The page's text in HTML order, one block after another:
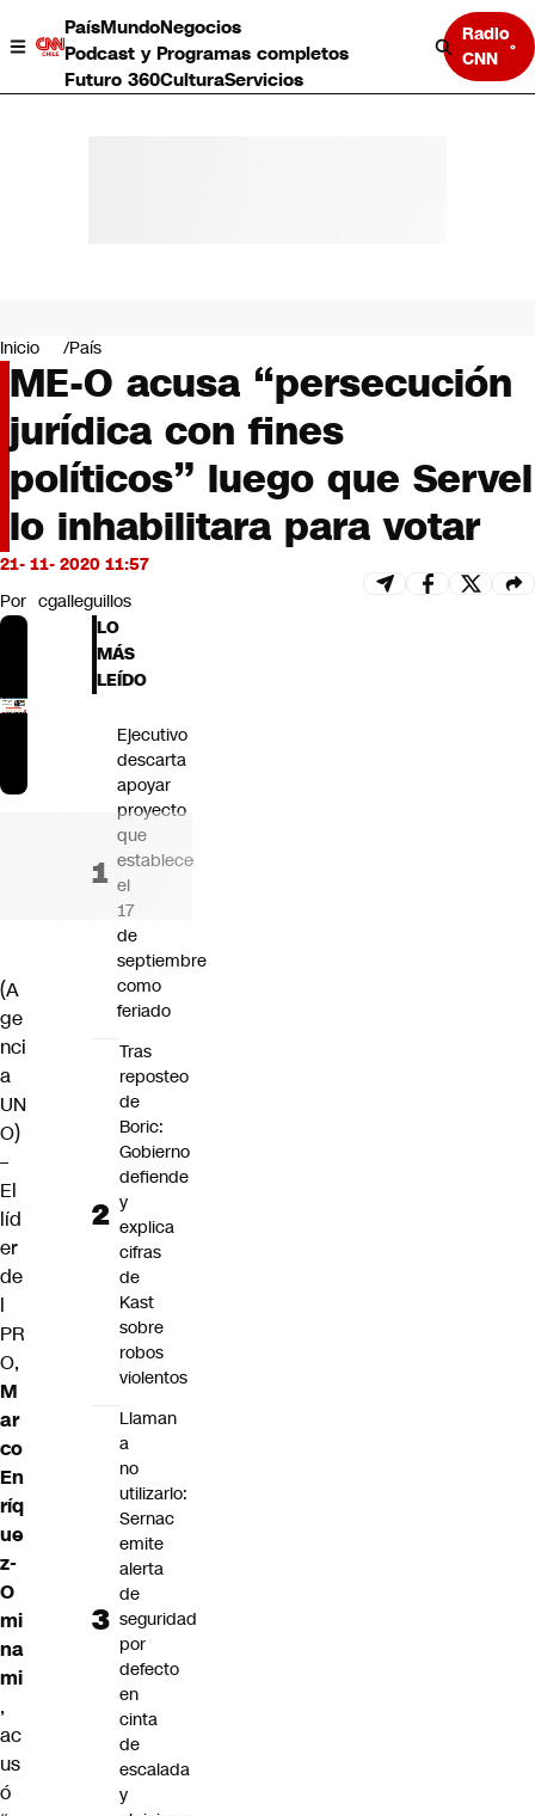
PaísMundoNegocios
Podcast y Programas completos
Futuro 360CulturaServicios
Radio
CNN
Negocios
Deportes
Programas completos
Cultura
Servicios
Bits
CNN tiempo
Futuro 360
Inicio País
ME-O acusa “persecución
jurídica con fines
políticos” luego que Servel
lo inhabilitara para votar
21- 11- 2020 11:57
Por cgalleguillos
(A
ge
nci
a
UN
O)
–
El
líd
er
de
l
PR
O,
M
ar
co
En
ríq
ue
z-
O
mi
na
mi
,
ac
us
ó
LO
MÁS
LEÍDO
Ejecutivo
descarta
apoyar
proyecto
que
establece
el
17
de
septiembre
como
feriado
Tras
reposteo
de
Boric:
Gobierno
defiende
y
explica
cifras
de
Kast
sobre
robos
violentos
Llaman
a
no
utilizarlo:
Sernac
emite
alerta
de
seguridad
por
defecto
en
cinta
de
escalada
y